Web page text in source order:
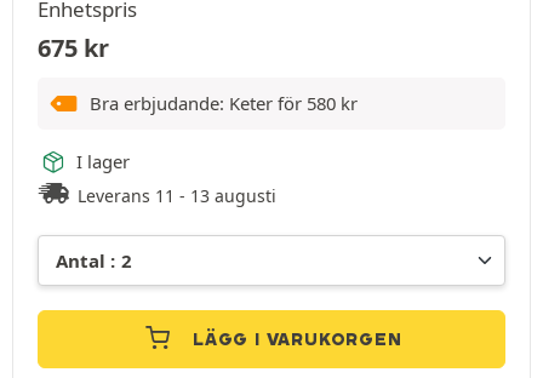
Enhetspris
675 kr
Bra erbjudande: Keter för 580 kr
I lager
Leverans 11 - 13 augusti
LÄGG I VARUKORGEN